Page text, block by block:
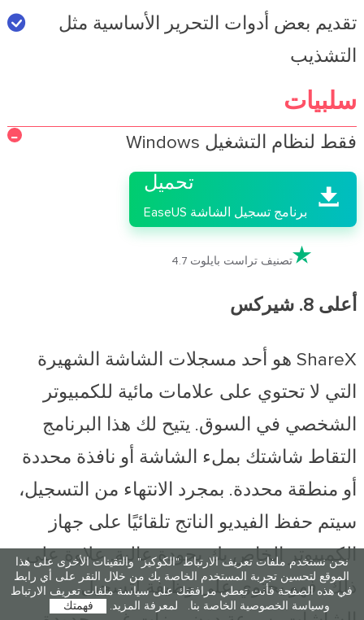
تقديم بعض أدوات التحرير الأساسية مثل
التشذيب
سلبيات
فقط لنظام التشغيل Windows


تحميل
برنامج تسجيل الشاشة EaseUS
تصنيف تراست بايلوت 4.7
أعلى 8. شيركس
ShareX هو أحد مسجلات الشاشة الشهيرة
التي لا تحتوي على علامات مائية للكمبيوتر
الشخصي في السوق. يتيح لك هذا البرنامج
التقاط شاشتك بملء الشاشة أو نافذة محددة
أو منطقة محددة. بمجرد الانتهاء من التسجيل،
سيتم حفظ الفيديو الناتج تلقائيًا على جهاز
الكمبيوتر الخاص بك بجودة عالية. علاوة على
ذلك، فهو يحتوي على وظيفة لتسجيل
نحن نستخدم ملفات تعريف الارتباط "الكوكيز" والتقينات الأخرى على هذا
الموقع لتحسين تجربة المستخدم الخاصة بك من خلال النقر على أي رابط
في هذه الصفحة فأنت تعطي مرافقتك على سياسة ملفات تعريف الارتباط
وسياسة الخصوصية الخاصة بنا.
لمعرفة المزيد. فهمتك